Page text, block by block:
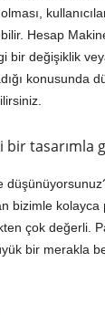
Hesap
bir değişiklik
konusunda
bir tasarımla
bizimle
çok değerli.
bir merakla